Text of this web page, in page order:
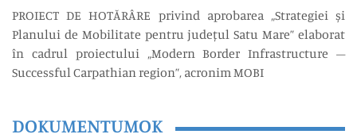
PROIECT DE HOTĂRÂRE privind aprobarea „Strategiei și
Planului de Mobilitate pentru județul Satu Mare” elaborat
în cadrul proiectului „Modern Border Infrastructure –
Successful Carpathian region”, acronim MOBI
DOKUMENTUMOK